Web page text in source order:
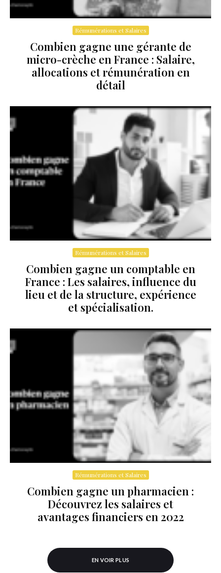
Rémunérations et Salaires
Combien gagne une gérante de
micro-crèche en France : Salaire,
allocations et rémunération en
détail
Rémunérations et Salaires
Combien gagne un comptable en
France : Les salaires, influence du
lieu et de la structure, expérience
et spécialisation.
Rémunérations et Salaires
Combien gagne un pharmacien :
Découvrez les salaires et
avantages financiers en 2022
EN VOIR PLUS